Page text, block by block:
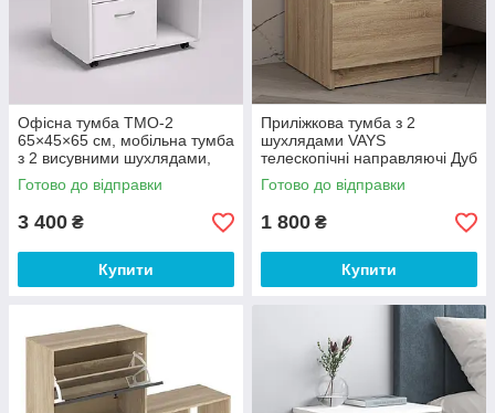
Офісна тумба ТМО-2
65×45×65 см, мобільна тумба
з 2 висувними шухлядами,
відкритою полицею та
коліщатками, Білий, для
Готово до відправки
3 400 ₴
Купити
Приліжкова тумба з 2
шухлядами VAYS
телескопічні направляючі Дуб
Сонома 40х40х53 см
Готово до відправки
1 800 ₴
Купити